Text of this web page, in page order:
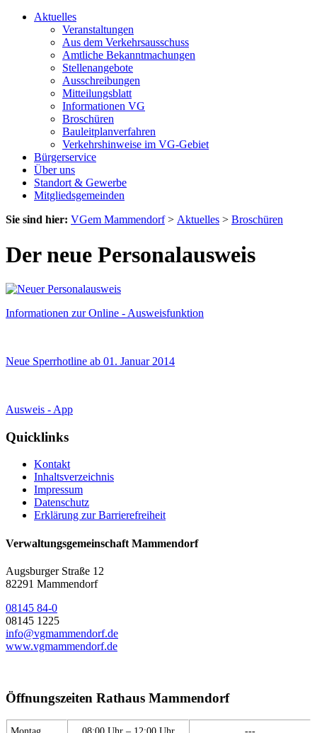
Aktuelles
Veranstaltungen
Aus dem Verkehrsausschuss
Amtliche Bekanntmachungen
Stellenangebote
Ausschreibungen
Mitteilungsblatt
Informationen VG
Broschüren
Bauleitplanverfahren
Verkehrshinweise im VG-Gebiet
Bürgerservice
Über uns
Standort & Gewerbe
Mitgliedsgemeinden
Sie sind hier: VGem Mammendorf> Aktuelles > Broschüren
Der neue Personalausweis
Informationen zur Online - Ausweisfunktion
Neue Sperrhotline ab 01. Januar 2014
Ausweis - App
Quicklinks
Kontakt
Inhaltsverzeichnis
Impressum
Datenschutz
Erklärung zur Barrierefreiheit
Verwaltungsgemeinschaft Mammendorf
Augsburger Straße 12
82291 Mammendorf
08145 84-0
08145 1225
info@vgmammendorf.de
www.vgmammendorf.de
Öffnungszeiten Rathaus Mammendorf